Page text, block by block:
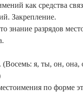
как средства
Закрепление.
знание разрядов
(Восемь: я, ты, он,
по форме